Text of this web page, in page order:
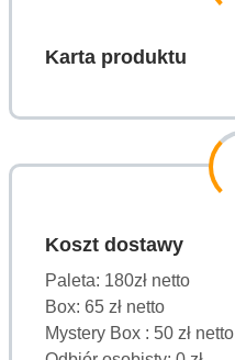
Karta produktu
Koszt dostawy
Paleta: 180zł netto
Box: 65 zł netto
Mystery Box : 50 zł netto